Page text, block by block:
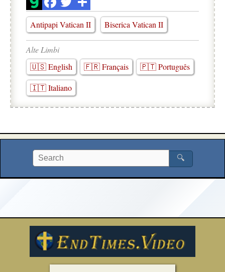
Antipapi Vatican II Biserica Vatican II
Alte Limbi
🇺🇸 English
🇫🇷 Français
🇵🇹 Português
🇮🇹 Italiano
🔍